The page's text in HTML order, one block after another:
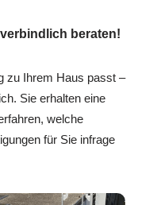
beraten!
zu Ihrem Haus passt –
Sie erhalten eine
welche
für Sie infrage